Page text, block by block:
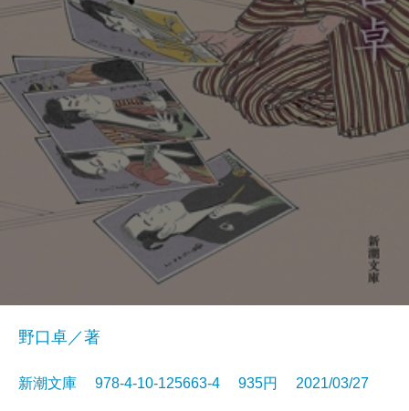
野口卓／著
新潮文庫 978-4-10-125663-4 935円 2021/03/27